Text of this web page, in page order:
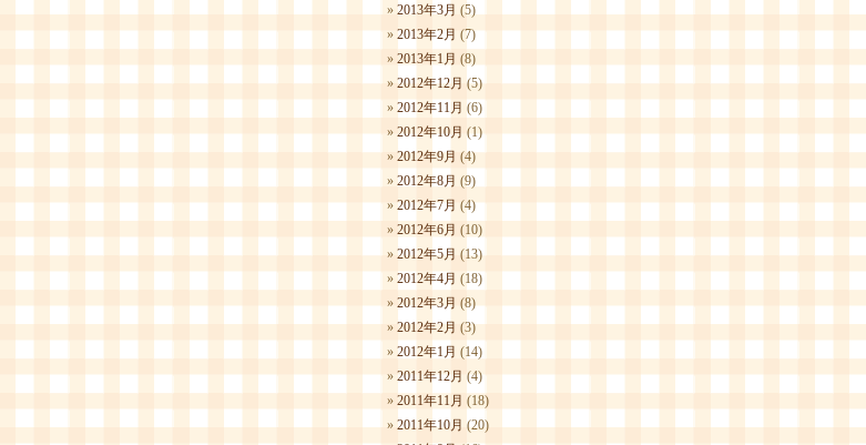
2013年3月 (5)
2013年2月 (7)
2013年1月 (8)
2012年12月 (5)
2012年11月 (6)
2012年10月 (1)
2012年9月 (4)
2012年8月 (9)
2012年7月 (4)
2012年6月 (10)
2012年5月 (13)
2012年4月 (18)
2012年3月 (8)
2012年2月 (3)
2012年1月 (14)
2011年12月 (4)
2011年11月 (18)
2011年10月 (20)